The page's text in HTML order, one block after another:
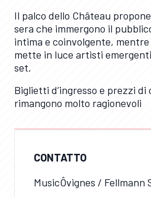
CONTATTO
MusicÔvignes / Fellmann
Il palco dello Château
sera che immergono il
intima e coinvolgente, mentre
mette in luce artisti
set.
Biglietti d’ingresso e prezzi di
rimangono molto ragionevoli